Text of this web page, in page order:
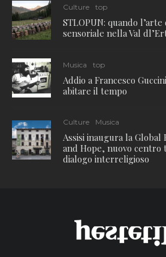
Culture top
STLOPUN: quando
sensoriale nella Val
Musica top
Addio a Francesco
abitare il tempo
Culture Musica
Assisi inaugura la Global
and Hope, nuovo centro
dialogo interreligioso